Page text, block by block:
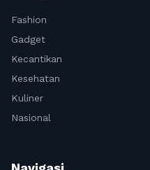
Fashion
Gadget
Kecantikan
Kesehatan
Kuliner
Nasional